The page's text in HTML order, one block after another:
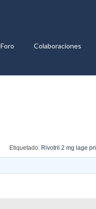
Foro Colaboraciones
Etiquetado: Rivotril 2 mg lage